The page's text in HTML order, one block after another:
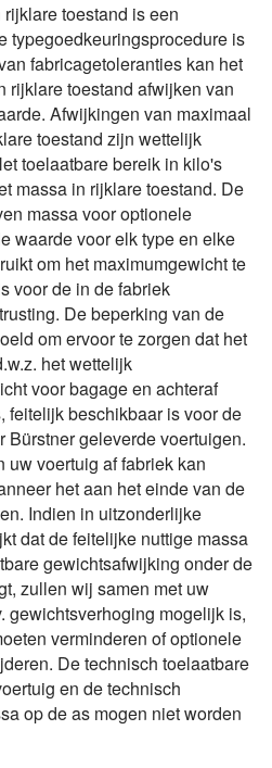
toestand is een
typegoedkeuringsprocedure is
fabricagetoleranties kan het
rijklare toestand afwijken van
Afwijkingen van maximaal
toestand zijn wettelijk
toelaatbare bereik in kilo's
massa in rijklare toestand. De
massa voor optionele
waarde voor elk type en elke
om het maximumgewicht te
voor de in de fabriek
De beperking van de
om ervoor te zorgen dat het
het wettelijk
voor bagage en achteraf
feitelijk beschikbaar is voor de
Bürstner geleverde voertuigen.
uw voertuig af fabriek kan
het aan het einde van de
Indien in uitzonderlijke
dat de feitelijke nuttige massa
gewichtsafwijking onder de
zullen wij samen met uw
gewichtsverhoging mogelijk is,
verminderen of optionele
De technisch toelaatbare
en de technisch
op de as mogen niet worden